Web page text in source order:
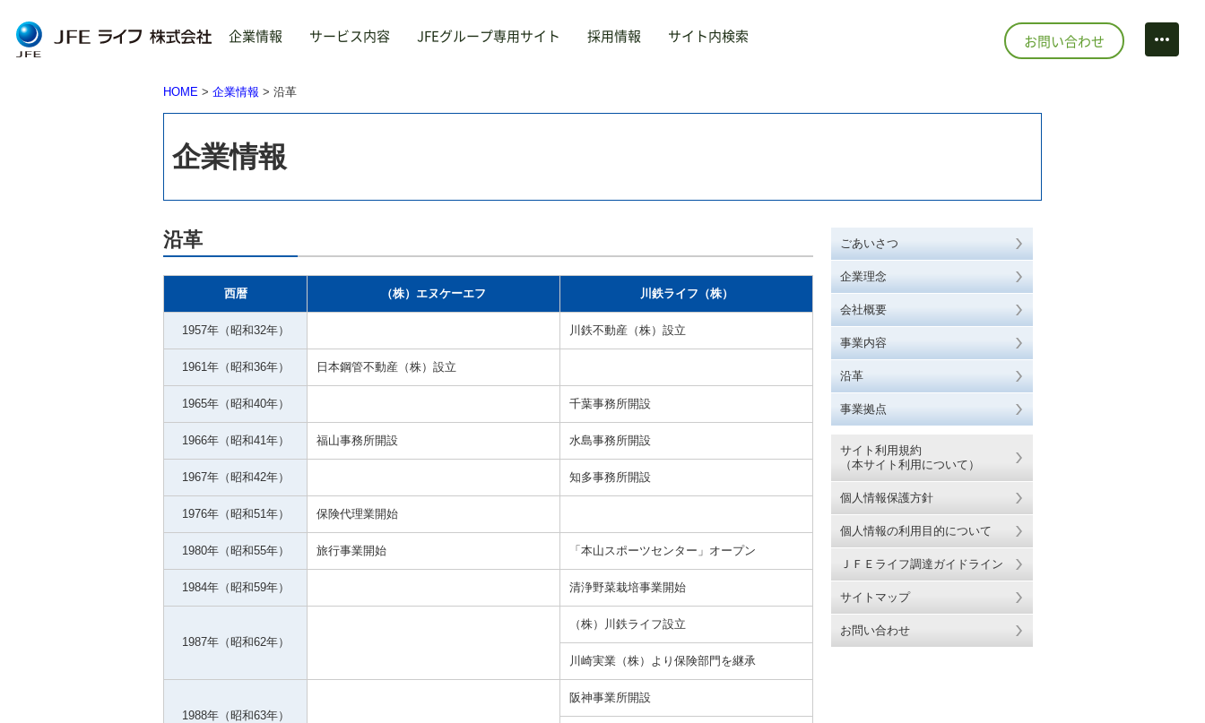
企業情報
About us
サービス内容
Service
JFEグループ専用サイト 採用情報 サイト内検索 お問い合わせ
トップ
TOP
About us
ごあいさつ
企業理念
会社概要
事業内容
沿革
事業拠点
サービス
教育・研修
エコ作
半田ゴルフリンクス
本山スポーツ&カルチャー
For JFE Group
採用情報
Contact
サイトマップ
Site map
サイト内検索
Search
HOME 企業情報 沿革
企業情報
沿革
西暦 （株）エヌケーエフ 川鉄ライフ（株）
1957年（昭和32年） 川鉄不動産（株）設立
1961年（昭和36年） 日本鋼管不動産（株）設立
1965年（昭和40年） 千葉事務所開設
1966年（昭和41年） 福山事務所開設 水島事務所開設
1967年（昭和42年） 知多事務所開設
1976年（昭和51年） 保険代理業開始
1980年（昭和55年） 旅行事業開始 「本山スポーツセンター」オープン
1984年（昭和59年） 清浄野菜栽培事業開始
1987年（昭和62年）
（株）川鉄ライフ設立
川崎実業（株）より保険部門を継承
1988年（昭和63年）
阪神事業所開設
ごあいさつ
企業理念
会社概要
事業内容
沿革
事業拠点
サイト利用規約
（本サイト利用について）
個人情報保護方針
個人情報の利用目的について
ＪＦＥライフ調達ガイドライン
サイトマップ
お問い合わせ